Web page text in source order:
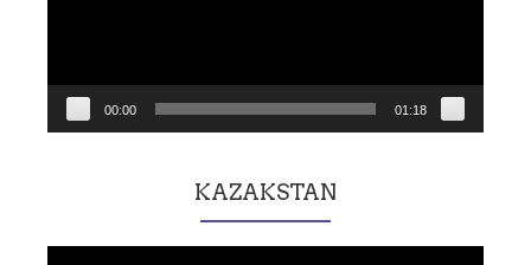
00:00 01:18
KAZAKSTAN